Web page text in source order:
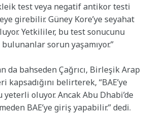
test veya negatif antikor testi
girebilir. Güney Kore’ye seyahat
Yetkililer, bu test sonucunu
sorun yaşamıyor.”
bahseden Çağrıcı, Birleşik Arap
belirterek, “BAE’ye
oluyor. Ancak Abu Dhabi’de
BAE’ye giriş yapabilir.” dedi.